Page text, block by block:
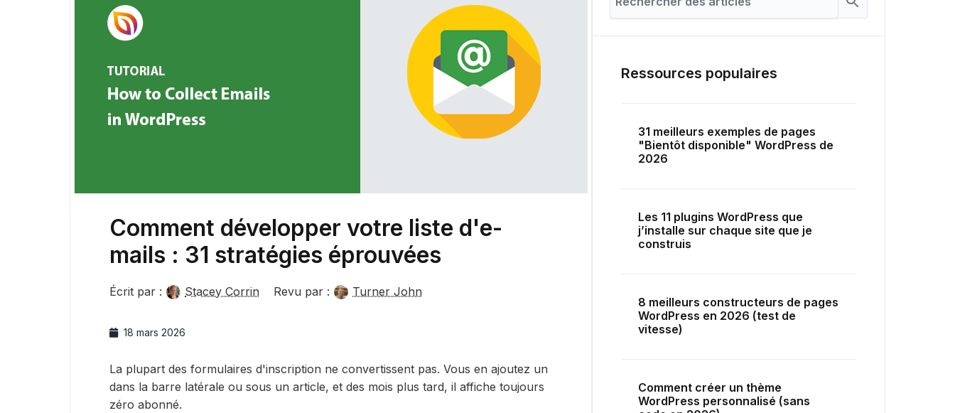
Comment développer votre liste d'e-
mails : 31 stratégies éprouvées
Écrit par : Stacey Corrin Revu par : Turner John
18 mars 2026
La plupart des formulaires d'inscription ne convertissent pas. Vous en ajoutez un
dans la barre latérale ou sous un article, et des mois plus tard, il affiche toujours
zéro abonné.
Ressources populaires
31 meilleurs exemples de pages
"Bientôt disponible" WordPress de
2026
Les 11 plugins WordPress que
j’installe sur chaque site que je
construis
8 meilleurs constructeurs de pages
WordPress en 2026 (test de
vitesse)
Comment créer un thème
WordPress personnalisé (sans